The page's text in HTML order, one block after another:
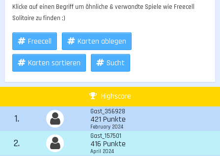
Klicke auf einen Begriff um ähnliche & verwandte Spiele wie Freecell
Solitaire zu finden ;)
Freecell Karten ablegen
Karten sortieren Sucht
Highscore
1.
Gast_356928
421 Punkte
February 2024
2.
Gast_157501
416 Punkte
April 2024